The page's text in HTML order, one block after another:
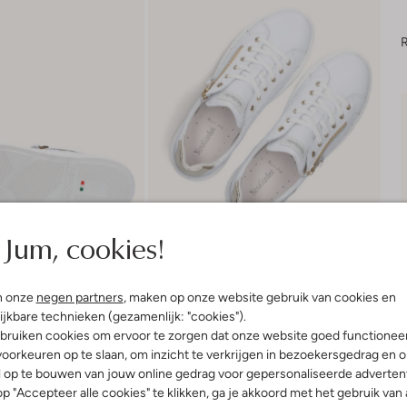
Jum, cookies!
onze negen partners, maken op onze website gebruik van cookies en
technieken (gezamenlijk: "cookies").
cookies om ervoor te zorgen dat onze website goed
op te slaan, om inzicht te verkrijgen in bezoekersgedrag en
op te bouwen van jouw online gedrag voor gepersonaliseerde
"Accepteer alle cookies" te klikken, ga je akkoord met het gebruik van
& retourneren